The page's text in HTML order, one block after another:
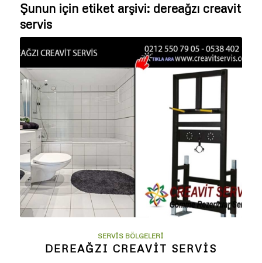
Şunun için etiket arşivi: dereağzı creavit
servis
SERVIS BÖLGELERI
DEREAĞZI CREAVIT SERVIS